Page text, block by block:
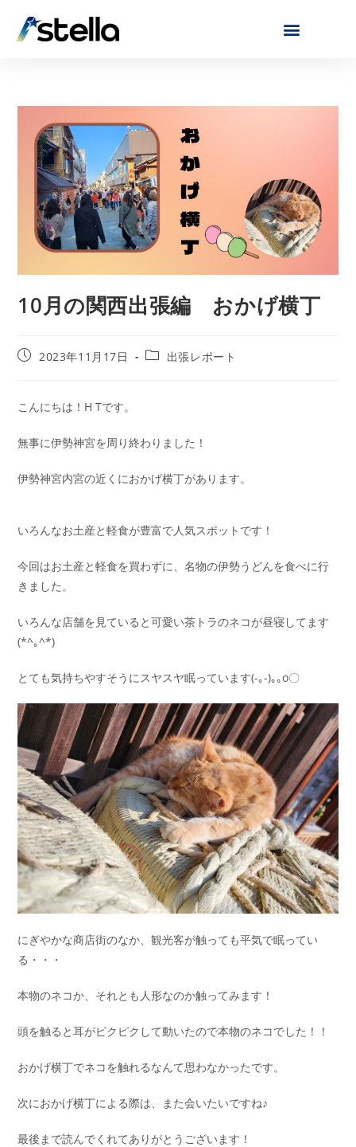
10月の関西出張編 おかげ横丁
2023年11月17日 出張レポート
こんにちは！H Tです。
無事に伊勢神宮を周り終わりました！
伊勢神宮内宮の近くにおかげ横丁があります。
いろんなお土産と軽食が豊富で人気スポットです！
今回はお土産と軽食を買わずに、名物の伊勢うどんを食べに行
きました。
いろんな店舗を見ていると可愛い茶トラのネコが昼寝してます
(*^｡^*)
とても気持ちやすそうにスヤスヤ眠っています(-｡-)｡｡o〇
にぎやかな商店街のなか、観光客が触っても平気で眠ってい
る・・・
本物のネコか、それとも人形なのか触ってみます！
頭を触ると耳がピクピクして動いたので本物のネコでした！！
おかげ横丁でネコを触れるなんて思わなかったです。
次におかげ横丁による際は、また会いたいですね♪
最後まで読んでくれてありがとうございます！